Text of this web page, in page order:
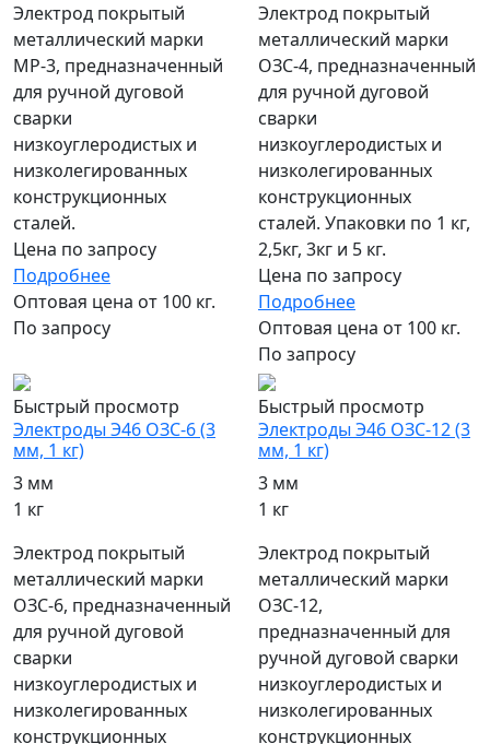
Электрод покрытый
металлический марки
МР-3, предназначенный
для ручной дуговой
сварки
низкоуглеродистых и
низколегированных
конструкционных
сталей.
Цена по запросу
Подробнее
Оптовая цена от 100 кг.
По запросу
Электрод покрытый
металлический марки
ОЗС-4, предназначенный
для ручной дуговой
сварки
низкоуглеродистых и
низколегированных
конструкционных
сталей. Упаковки по 1 кг,
2,5кг, 3кг и 5 кг.
Цена по запросу
Подробнее
Оптовая цена от 100 кг.
По запросу
Быстрый просмотр
Электроды Э46 ОЗС-6 (3
мм, 1 кг)
3 мм
1 кг
Электрод покрытый
металлический марки
ОЗС-6, предназначенный
для ручной дуговой
сварки
низкоуглеродистых и
низколегированных
конструкционных
Быстрый просмотр
Электроды Э46 ОЗС-12 (3
мм, 1 кг)
3 мм
1 кг
Электрод покрытый
металлический марки
ОЗС-12,
предназначенный для
ручной дуговой сварки
низкоуглеродистых и
низколегированных
конструкционных